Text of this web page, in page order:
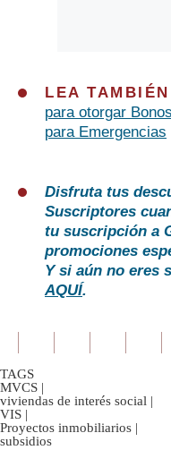
LEA
para otorgar
para Emergencias
Disfruta tus
Suscriptores
tu suscripción a
promociones
Y si aún no eres
AQUÍ.
TAGS
MVCS |
viviendas de interés social |
VIS |
Proyectos inmobiliarios |
subsidios